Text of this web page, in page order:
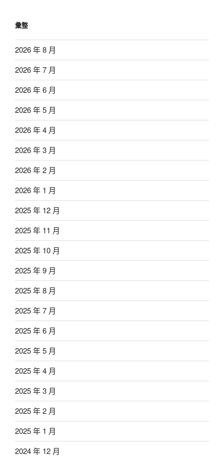
彙整
2026 年 8 月
2026 年 7 月
2026 年 6 月
2026 年 5 月
2026 年 4 月
2026 年 3 月
2026 年 2 月
2026 年 1 月
2025 年 12 月
2025 年 11 月
2025 年 10 月
2025 年 9 月
2025 年 8 月
2025 年 7 月
2025 年 6 月
2025 年 5 月
2025 年 4 月
2025 年 3 月
2025 年 2 月
2025 年 1 月
2024 年 12 月